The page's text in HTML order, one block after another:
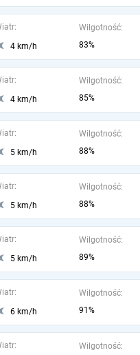
4 km/h
Wilgotność:
83%
4 km/h
Wilgotność:
85%
5 km/h
Wilgotność:
88%
5 km/h
Wilgotność:
88%
5 km/h
Wilgotność:
89%
6 km/h
Wilgotność:
91%
Wilgotność: